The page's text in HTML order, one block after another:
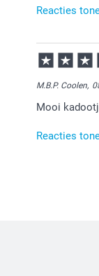
Reacties
08-11-
15:44
Fijn
M.B.P. Coolen,
Mooi
Reacties